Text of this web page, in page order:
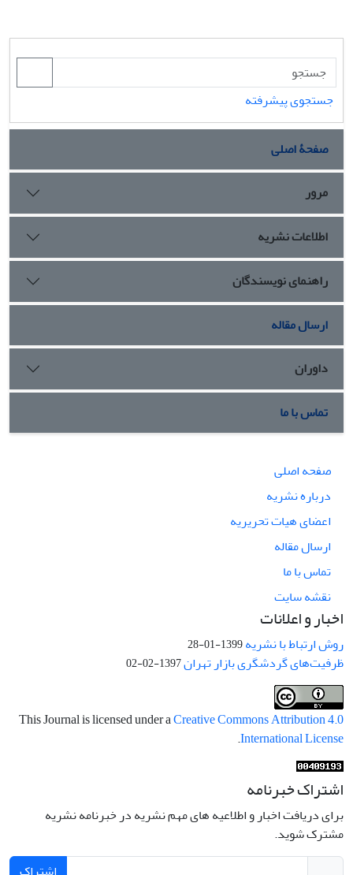
جستجوی پیشرفته
صفحۀ اصلی
مرور
اطلاعات نشریه
راهنمای نویسندگان
ارسال مقاله
داوران
تماس با ما
صفحه اصلی
درباره نشریه
اعضای هیات تحریریه
ارسال مقاله
تماس با ما
نقشه سایت
اخبار و اعلانات
روش ارتباط با نشریه1399-01-28
ظرفیت‌های گردشگری بازار تهران1397-02-02
This Journal is licensed under aCreative Commons Attribution 4.0
International License
.
اشتراک خبرنامه
برای دریافت اخبار و اطلاعیه های مهم نشریه در خبرنامه نشریه
مشترک شوید.